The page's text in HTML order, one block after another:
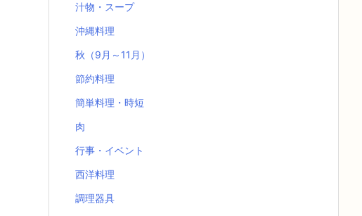
汁物・スープ
沖縄料理
秋（9月～11月）
節約料理
簡単料理・時短
肉
行事・イベント
西洋料理
調理器具